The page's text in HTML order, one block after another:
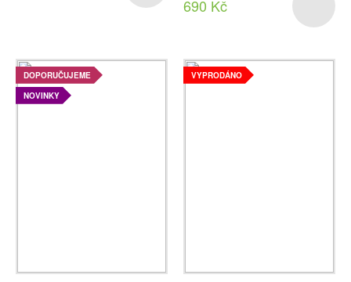
690 Kč
DOPORUČUJEME
NOVINKY
VYPRODÁNO